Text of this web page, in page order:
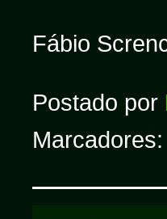
Fábio
Postado por
Marcadores: